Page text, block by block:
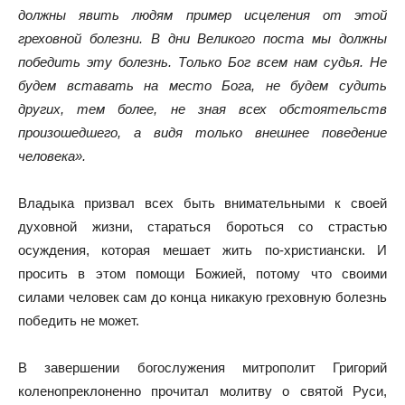
должны явить людям пример исцеления от этой
греховной болезни. В дни Великого поста мы должны
победить эту болезнь. Только Бог всем нам судья. Не
будем вставать на место Бога, не будем судить
других, тем более, не зная всех обстоятельств
произошедшего, а видя только внешнее поведение
человека».
Владыка призвал всех быть внимательными к своей
духовной жизни, стараться бороться со страстью
осуждения, которая мешает жить по-христиански. И
просить в этом помощи Божией, потому что своими
силами человек сам до конца никакую греховную болезнь
победить не может.
В завершении богослужения митрополит Григорий
коленопреклоненно прочитал молитву о святой Руси,